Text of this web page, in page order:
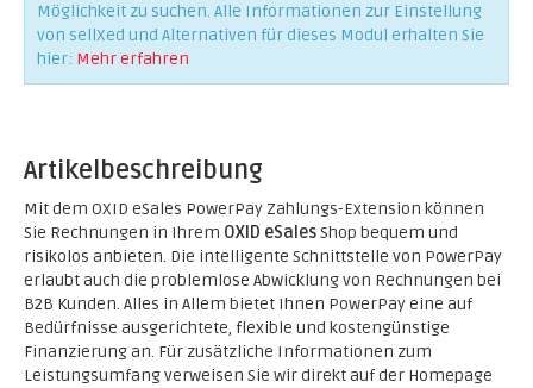
Möglichkeit zu suchen. Alle Informationen zur Einstellung
von sellXed und Alternativen für dieses Modul erhalten Sie
hier: Mehr erfahren
Artikelbeschreibung
Mit dem OXID eSales PowerPay Zahlungs-Extension können
Sie Rechnungen in Ihrem OXID eSalesShop bequem und
risikolos anbieten. Die intelligente Schnittstelle von PowerPay
erlaubt auch die problemlose Abwicklung von Rechnungen bei
B2B Kunden. Alles in Allem bietet Ihnen PowerPay eine auf
Bedürfnisse ausgerichtete, flexible und kostengünstige
Finanzierung an. Für zusätzliche Informationen zum
Leistungsumfang verweisen Sie wir direkt auf der Homepage